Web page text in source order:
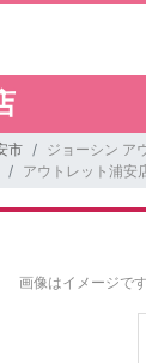
市
ジョーシン ア
アウトレット浦安
画像はイメージです